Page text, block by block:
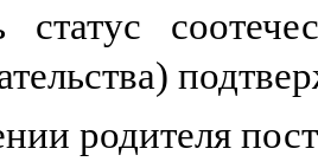
статус
родителя